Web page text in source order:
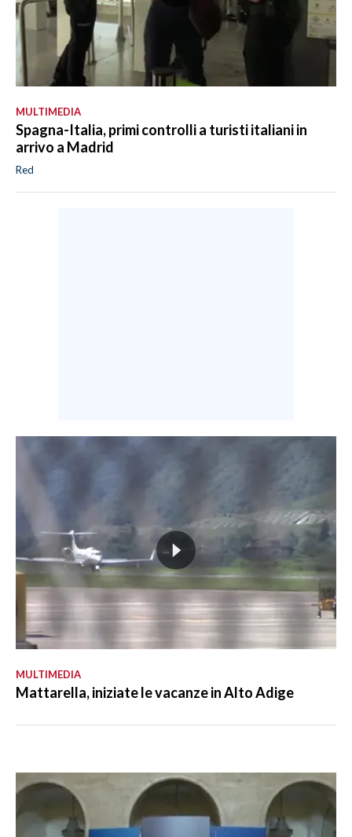
MULTIMEDIA
Spagna-Italia, primi controlli a turisti italiani in
arrivo a Madrid
Red
MULTIMEDIA
Mattarella, iniziate le vacanze in Alto Adige